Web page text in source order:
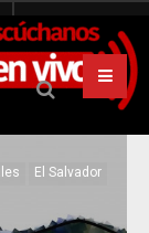
El Salvador